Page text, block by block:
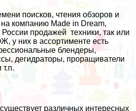
поисков, чтения обзоров и
компанию Made in Dream,
России продажей техники, так или
у них в ассортименте есть
блендеры,
дегидраторы, проращиватели
различных интересных